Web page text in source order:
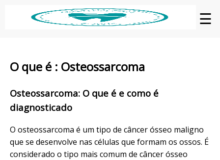
☰
O que é : Osteossarcoma
Osteossarcoma: O que é e como é
diagnosticado
O osteossarcoma é um tipo de câncer ósseo maligno
que se desenvolve nas células que formam os ossos. É
considerado o tipo mais comum de câncer ósseo